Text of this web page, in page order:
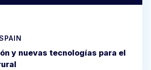
y nuevas tecnologías para el